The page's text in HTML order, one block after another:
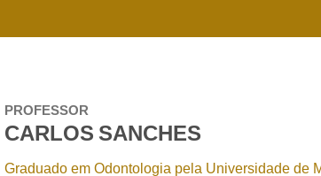
PROFESSOR
CARLOS SANCHES
Graduado em Odontologia pela Universidade de